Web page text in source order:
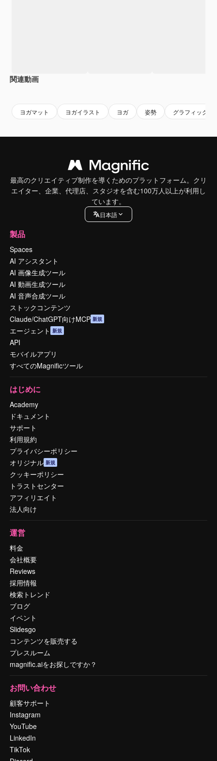
関連動画
ヨガマット ヨガイラスト ヨガ 姿勢 グラフィックア
最高のクリエイティブ制作を導くためのプラットフォーム。クリ
エイター、企業、代理店、スタジオを含む100万人以上が利用し
ています。
日本語
製品
Spaces
AI アシスタント
AI 画像生成ツール
AI 動画生成ツール
AI 音声合成ツール
ストックコンテンツ
Claude/ChatGPT向けMCP 新規
エージェント 新規
API
モバイルアプリ
すべてのMagnificツール
はじめに
Academy
ドキュメント
サポート
利用規約
プライバシーポリシー
オリジナル 新規
クッキーポリシー
トラストセンター
アフィリエイト
法人向け
運営
料金
会社概要
Reviews
採用情報
検索トレンド
ブログ
イベント
Slidesgo
コンテンツを販売する
プレスルーム
magnific.aiをお探しですか？
お問い合わせ
顧客サポート
Instagram
YouTube
LinkedIn
TikTok